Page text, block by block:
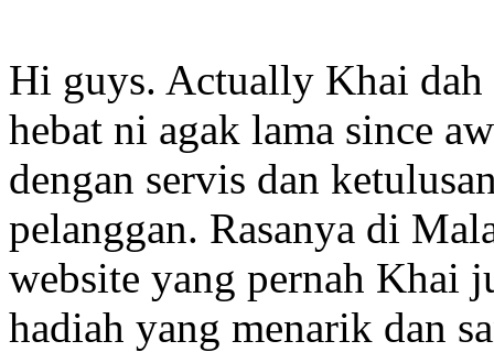
Hi guys. Actually Khai dah
hebat ni agak lama since
dengan servis dan
pelanggan. Rasanya di
website yang pernah Khai
hadiah yang menarik dan